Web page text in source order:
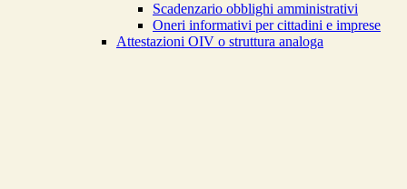
Scadenzario obblighi amministrativi
Oneri informativi per cittadini e imprese
Attestazioni OIV o struttura analoga